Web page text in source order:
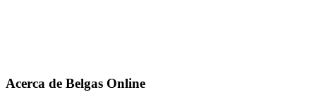
Acerca de Belgas Online